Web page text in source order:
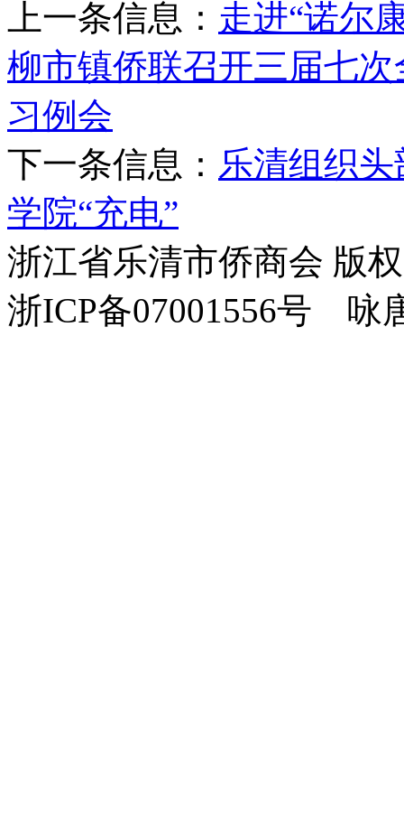
上一条信息： 走进“诺尔
柳市镇侨联召开三届七
习例会
下一条信息： 乐清组织
学院“充电”
浙江省乐清市侨商会 版
浙ICP备07001556号 咏